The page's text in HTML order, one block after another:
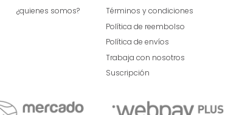
¿quienes somos?
Términos y condiciones
Política de reembolso
Política de envíos
Trabaja con nosotros
Suscripción